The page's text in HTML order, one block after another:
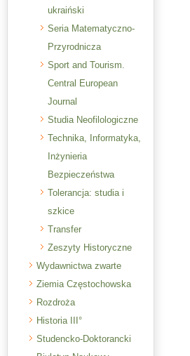
ukraiński
Seria Matematyczno-
Przyrodnicza
Sport and Tourism.
Central European
Journal
Studia Neofilologiczne
Technika, Informatyka,
Inżynieria
Bezpieczeństwa
Tolerancja: studia i
szkice
Transfer
Zeszyty Historyczne
Wydawnictwa zwarte
Ziemia Częstochowska
Rozdroża
Historia III°
Studencko-Doktorancki